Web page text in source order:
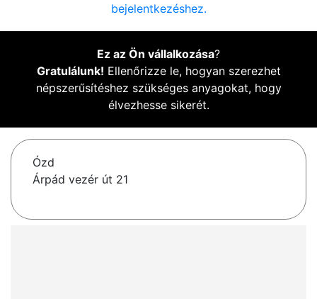
bejelentkezéshez.
Ez az Ön vállalkozása?
Gratulálunk! Ellenőrizze le, hogyan szerezhet
népszerűsítéshez szükséges anyagokat, hogy
élvezhesse sikerét.
Ózd
Árpád vezér út 21